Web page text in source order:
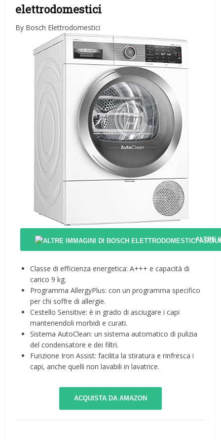
elettrodomestici
By Bosch Elettrodomestici
ALTRE
Classe di efficienza energetica: A+++ e capacità di
carico 9 kg.
Programma AllergyPlus: con un programma specifico
per chi soffre di allergie.
Cestello Sensitive: è in grado di asciugare i capi
mantenendoli morbidi e curati.
Sistema AutoClean: un sistema automatico di pulizia
del condensatore e dei filtri.
Funzione Iron Assist: facilita la stiratura e rinfresca i
capi, anche quelli non lavabili in lavatrice.
ACQUISTA DA AMAZON